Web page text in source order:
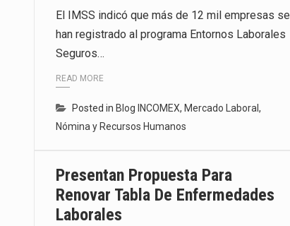
El IMSS indicó que más de 12 mil empresas se
han registrado al programa Entornos Laborales
Seguros…
READ MORE
Posted in Blog INCOMEX, Mercado Laboral ,
Nómina y Recursos Humanos
Presentan Propuesta Para
Renovar Tabla De Enfermedades
Laborales